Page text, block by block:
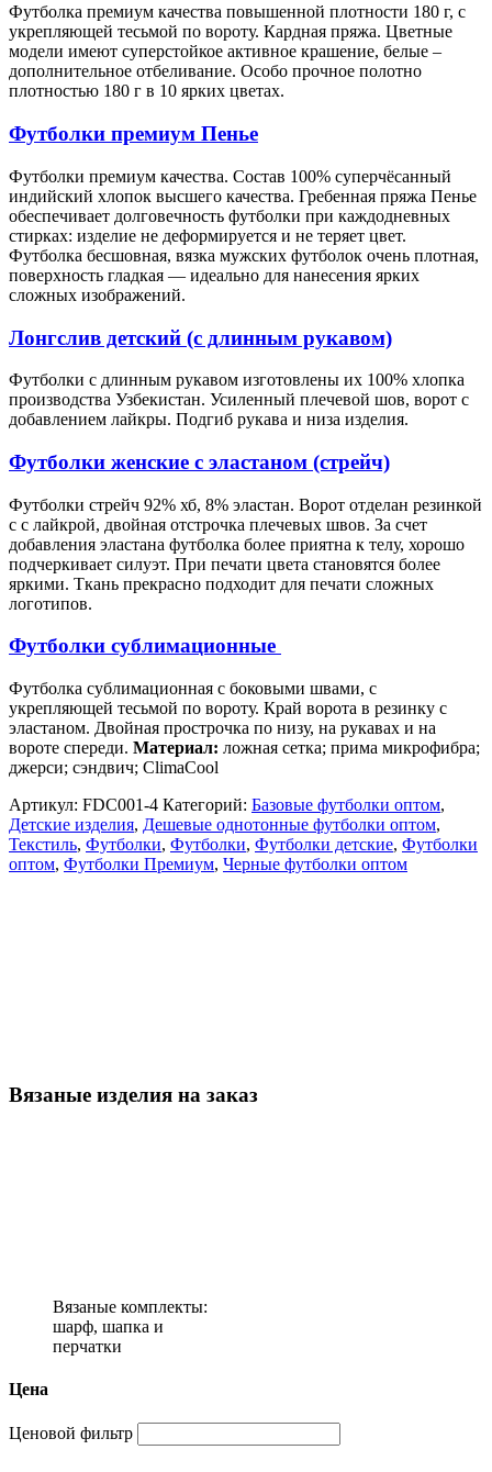
Футболка премиум качества повышенной плотности 180 г, с
укрепляющей тесьмой по вороту. Кардная пряжа. Цветные
модели имеют суперстойкое активное крашение, белые –
дополнительное отбеливание. Особо прочное полотно
плотностью 180 г в 10 ярких цветах.
Футболки премиум Пенье
Футболки премиум качества. Состав 100% суперчёсанный
индийский хлопок высшего качества. Гребенная пряжа Пенье
обеспечивает долговечность футболки при каждодневных
стирках: изделие не деформируется и не теряет цвет.
Футболка бесшовная, вязка мужских футболок очень плотная,
поверхность гладкая — идеально для нанесения ярких
сложных изображений.
Лонгслив детский (с длинным рукавом)
Футболки с длинным рукавом изготовлены их 100% хлопка
производства Узбекистан. Усиленный плечевой шов, ворот с
добавлением лайкры. Подгиб рукава и низа изделия.
Футболки женские с эластаном (стрейч)
Футболки стрейч 92% хб, 8% эластан. Ворот отделан резинкой
с с лайкрой, двойная отстрочка плечевых швов. За счет
добавления эластана футболка более приятна к телу, хорошо
подчеркивает силуэт. При печати цвета становятся более
яркими. Ткань прекрасно подходит для печати сложных
логотипов.
Футболки сублимационные
Футболка сублимационная с боковыми швами, с
укрепляющей тесьмой по вороту. Край ворота в резинку с
эластаном. Двойная прострочка по низу, на рукавах и на
вороте спереди. Материал: ложная сетка; прима микрофибра;
джерси; сэндвич; ClimaCool
Артикул: FDC001-4 Категорий: Базовые футболки оптом,
Детские изделия, Дешевые однотонные футболки оптом,
Текстиль, Футболки, Футболки, Футболки детские, Футболки
оптом, Футболки Премиум, Черные футболки оптом
Вязаные изделия на заказ
Вязаные комплекты:
шарф, шапка и
перчатки
Цена
Ценовой фильтр